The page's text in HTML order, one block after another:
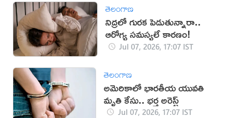
తెలంగాణ
నిద్రలో గురక పెడుతున్నారా..
ఆరోగ్య సమస్యలే కారణం!
Jul 07, 2026, 17:07 IST
తెలంగాణ
అమెరికాలో భారతీయ యువతి
మృతి కేసు.. భర్త అరెస్ట్‌
Jul 07, 2026, 17:07 IST